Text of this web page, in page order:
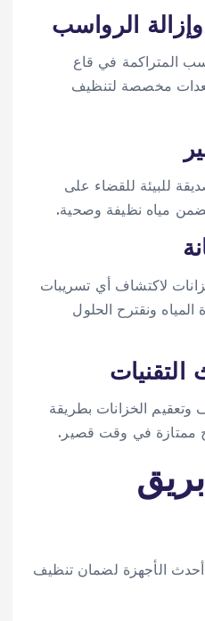
المتراكمة في قاع
مخصصة لتنظيف
للبيئة للقضاء على
يضمن مياه نظيفة وصحية.
لاكتشاف أي تسريبات
ونقترح الحلول
وتعقيم الخزانات بطريقة
ممتازة في وقت قصير.
الأجهزة لضمان تنظيف